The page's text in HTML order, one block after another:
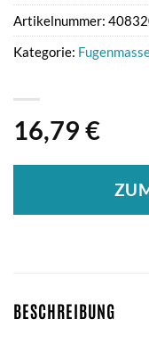
16,79 €
Artikelnummer:
Kategorie:
BESCHREIBUNG